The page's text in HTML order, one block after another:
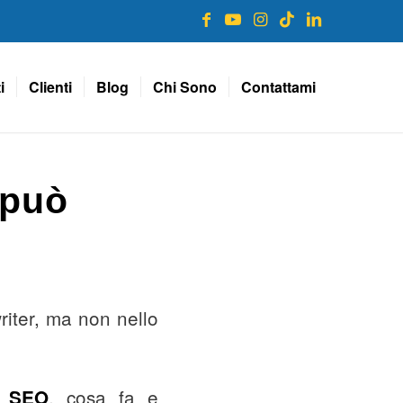
Clienti Blog Chi Sono Contattami
ma non nello
, cosa fa e